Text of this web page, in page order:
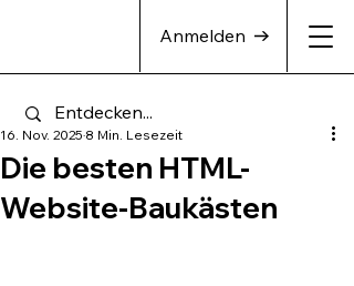
Anmelden
Die besten HTML-
Website-Baukästen
16. Nov. 2025 8 Min. Lesezeit